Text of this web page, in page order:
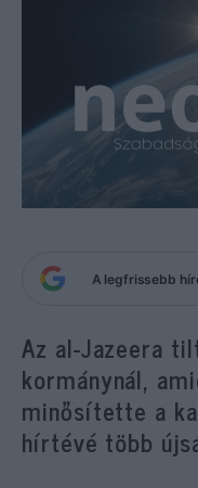
A legfrissebb
Az al-Jazeera
kormánynál,
minősítette a
hírtévé több